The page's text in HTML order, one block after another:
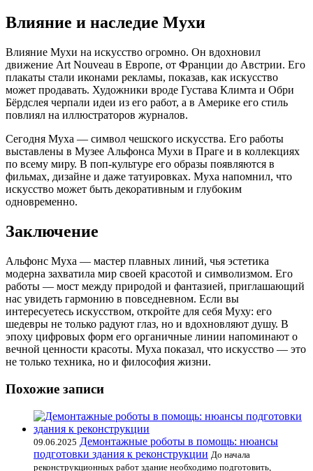
Влияние и наследие Мухи
Влияние Мухи на искусство огромно. Он вдохновил
движение Art Nouveau в Европе, от Франции до Австрии. Его
плакаты стали иконами рекламы, показав, как искусство
может продавать. Художники вроде Густава Климта и Обри
Бёрдслея черпали идеи из его работ, а в Америке его стиль
повлиял на иллюстраторов журналов.
Сегодня Муха — символ чешского искусства. Его работы
выставлены в Музее Альфонса Мухи в Праге и в коллекциях
по всему миру. В поп-культуре его образы появляются в
фильмах, дизайне и даже татуировках. Муха напомнил, что
искусство может быть декоративным и глубоким
одновременно.
Заключение
Альфонс Муха — мастер плавных линий, чья эстетика
модерна захватила мир своей красотой и символизмом. Его
работы — мост между природой и фантазией, приглашающий
нас увидеть гармонию в повседневном. Если вы
интересуетесь искусством, откройте для себя Муху: его
шедевры не только радуют глаз, но и вдохновляют душу. В
эпоху цифровых форм его органичные линии напоминают о
вечной ценности красоты. Муха показал, что искусство — это
не только техника, но и философия жизни.
Похожие записи
09.06.2025 Демонтажные роботы в помощь: нюансы
подготовки здания к реконструкции До начала
реконструкционных работ здание необходимо подготовить,